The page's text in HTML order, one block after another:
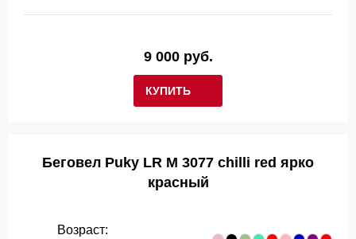
КУПИТЬ
9 000 руб.
Беговел Puky LR M 3077 chilli red ярко
красный
Возраст: